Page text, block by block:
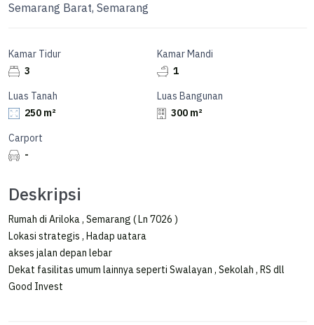
Semarang Barat, Semarang
Kamar Tidur
3
Kamar Mandi
1
Luas Tanah
250 m²
Luas Bangunan
300 m²
Carport
-
Deskripsi
Rumah di Ariloka , Semarang ( Ln 7026 )
Lokasi strategis , Hadap uatara
akses jalan depan lebar
Dekat fasilitas umum lainnya seperti Swalayan , Sekolah , RS dll
Good Invest